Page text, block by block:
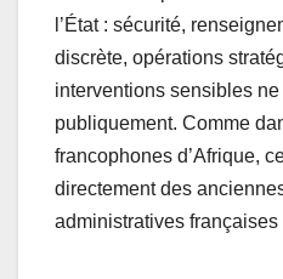
l’État : sécurité,
discrète, opérations
interventions sensibles
publiquement. Comme
francophones d’Afrique,
directement des
administratives